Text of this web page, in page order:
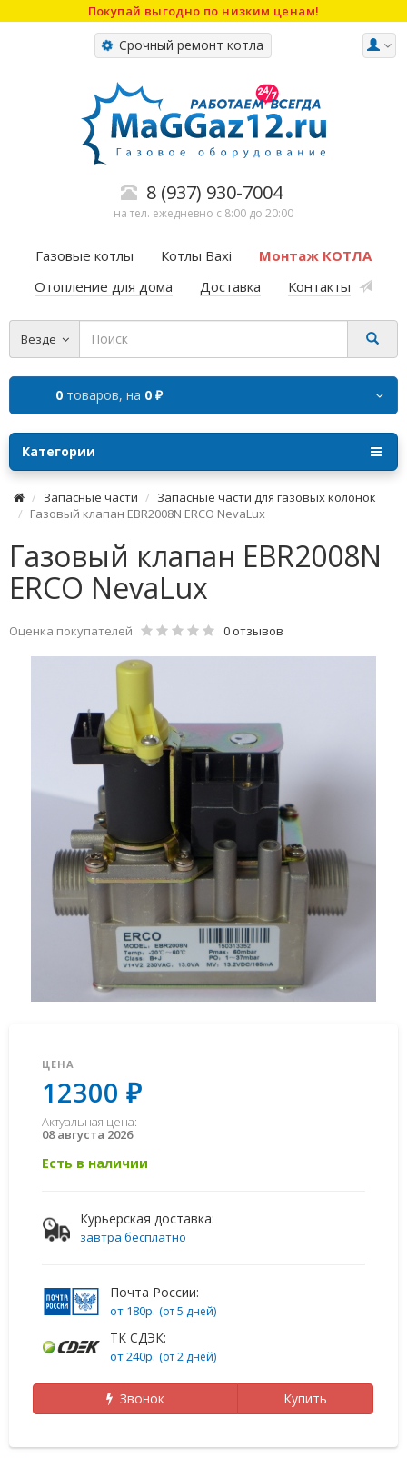
Покупай выгодно по низким ценам!
Срочный ремонт котла
8 (937) 930-7004
на тел. ежедневно с 8:00 до 20:00
Газовые котлы Котлы Baxi
Монтаж КОТЛА
Отопление для дома
Доставка Контакты
Везде
0 товаров, на 0 ₽
Категории
Запасные части
Запасные части для газовых колонок
Газовый клапан EBR2008N ERCO NevaLux
Газовый клапан EBR2008N
ERCO NevaLux
Оценка покупателей 0 отзывов
ЦЕНА
12300 ₽
Актуальная цена:
08 августа 2026
Есть в наличии
Курьерская доставка:
завтра бесплатно
Почта России:
от 180р. (от 5 дней)
ТК СДЭК:
от 240р. (от 2 дней)
Звонок Купить